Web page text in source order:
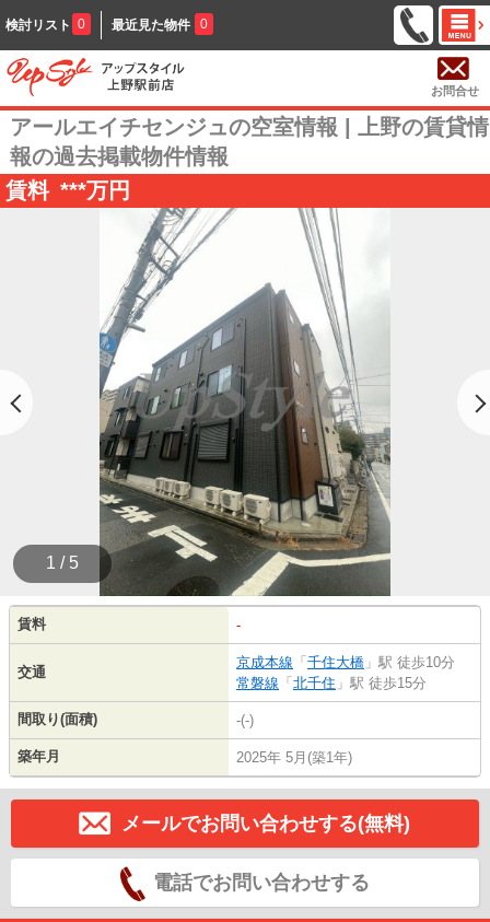
検討リスト 0 最近見た物件 0
お問合せ
アールエイチセンジュの空室情報 | 上野の賃貸情
報の過去掲載物件情報
賃料 ***万円
1 / 5
賃料 -
交通
京成本線 「 千住大橋 」駅 徒歩10分
常磐線 「 北千住 」駅 徒歩15分
間取り(面積) -(-)
築年月 2025年 5月(築1年)
メールでお問い合わせする(無料)
電話でお問い合わせする